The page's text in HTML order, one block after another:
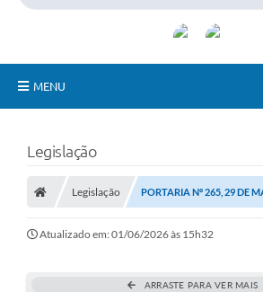
MENU
Secretarias
Transparência
Turismo
Legislação
Legislação PORTARIA Nº 265, 29 DE
Atualizado em: 01/06/2026 às 15h32
ARRASTE PARA VER MAIS